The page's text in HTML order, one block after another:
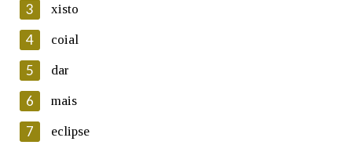
En cumprimento da normativa vixente en materia de
Protección de Datos de Carácter Persoal, a Real Academia
Galega informa a aqueles usuarios que faciliten o seu correo
electrónico, así como calquera outra información de carácter
persoal, que estes datos serán obxecto de tratamento
automatizado de carácter confidencial e incorporados aos seus
ficheiros informáticos. Así mesmo, os usuarios poderán exercer o
seu dereito de acceso, rectificación, oposición e cancelación dos
seus datos poñéndose en contacto connosco.
3 xisto
4 coial
5 dar
6 mais
7 eclipse